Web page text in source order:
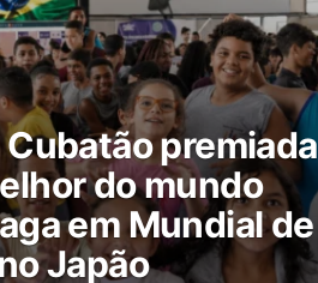
Cubatão premiada
do mundo
em Mundial de
Japão